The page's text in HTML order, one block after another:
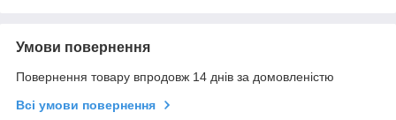
Умови повернення
Повернення товару впродовж 14 днів за домовленістю
Всі умови повернення